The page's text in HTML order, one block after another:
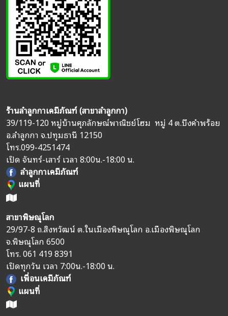
ร้านลำลูกกาเคมีภัณฑ์ (สาขาลำลูกกา)
39/119-120 หมู่บ้านศุภลักษณ์พาณิชย์โฮม หมู่ 4 ต.บึงคำพร้อย
อ.ลำลูกกา จ.ปทุมธานี 12150
โทร.099-4251474
เปิด จันทร์-เสาร์ เวลา 8:00น.-18:00 น.
ลำลูกกาเคมีภัณฑ์
แผนที่
สาขาพิษณุโลก
29/97-8 ถ.สิงหวัฒน์ ต.ในเมืองพิษณุโลก อ.เมืองพิษณุโลก
จ.พิษณุโลก 6500
โทร.061 419 8391
เปิดทุกวัน เวลา 7:00น.-18:00 น.
เพื่อนเคมีภัณฑ์
แผนที่